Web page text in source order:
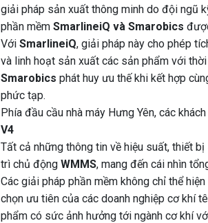
giải pháp sản xuất thông minh do đội ngũ
phần mềm SmarlineiQ và Smarobics
Với SmarlineiQ, giải pháp này cho phép
và linh hoạt sản xuất các sản phẩm với
Smarobics phát huy ưu thế khi kết hợp
phức tạp.
Phía đầu cầu nhà máy Hưng Yên, các
V4
Tất cả những thông tin về hiệu suất, thiết
trì chủ động WMMS, mang đến cái nhìn
Các giải pháp phần mềm không chỉ thể
chọn ưu tiên của các doanh nghiệp cơ khí
phẩm có sức ảnh hưởng tới ngành cơ khí